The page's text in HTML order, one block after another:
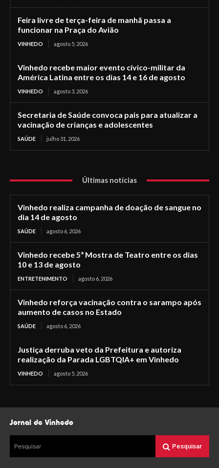
Feira livre de terça-feira de manhã passa a
funcionar na Praça do Avião
VINHEDO agosto 5, 2026
Vinhedo recebe maior evento cívico-militar da
América Latina entre os dias 14 e 16 de agosto
VINHEDO agosto 3, 2026
Secretaria de Saúde convoca pais para atualizar a
vacinação de crianças e adolescentes
SAÚDE julho 31, 2026
Últimas notícias
Vinhedo realiza campanha de doação de sangue no
dia 14 de agosto
SAÚDE agosto 6, 2026
Vinhedo recebe 5ª Mostra de Teatro entre os dias
10 e 13 de agosto
ENTRETENIMENTO agosto 6, 2026
Vinhedo reforça vacinação contra o sarampo após
aumento de casos no Estado
SAÚDE agosto 6, 2026
Justiça derruba veto da Prefeitura e autoriza
realização da Parada LGBTQIA+ em Vinhedo
VINHEDO agosto 5, 2026
Jornal de Vinhedo
Pesquisar Pesquisar